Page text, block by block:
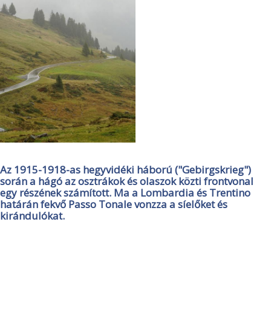
Az 1915-1918-as hegyvidéki háború ("Gebirgskrieg")
során a hágó az osztrákok és olaszok közti frontvonal
egy részének számított. Ma a Lombardia és Trentino
határán fekvő Passo Tonale vonzza a síelőket és
kirándulókat.